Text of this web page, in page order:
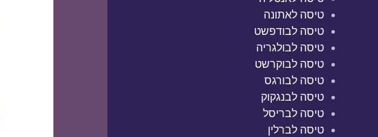
טיסה לאתונה
טיסה לבודפשט
טיסה לבולגריה
טיסה לבוקרשט
טיסה לבורגס
טיסה לבנגקוק
טיסה לבריסל
טיסה לברלין